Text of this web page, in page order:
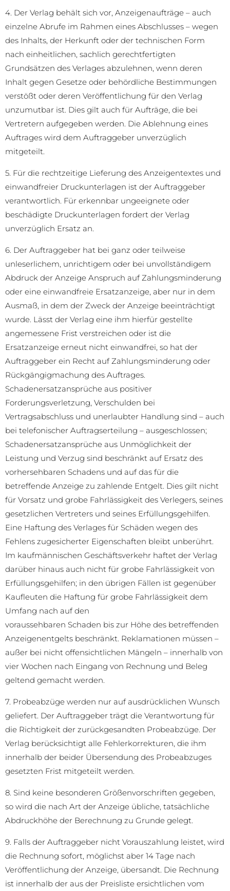
4. Der Verlag behält sich vor, Anzeigenaufträge – auch
einzelne Abrufe im Rahmen eines Abschlusses – wegen
des Inhalts, der Herkunft oder der technischen Form
nach einheitlichen, sachlich gerechtfertigten
Grundsätzen des Verlages abzulehnen, wenn deren
Inhalt gegen Gesetze oder behördliche Bestimmungen
verstößt oder deren Veröffentlichung für den Verlag
unzumutbar ist. Dies gilt auch für Aufträge, die bei
Vertretern aufgegeben werden. Die Ablehnung eines
Auftrages wird dem Auftraggeber unverzüglich
mitgeteilt.
5. Für die rechtzeitige Lieferung des Anzeigentextes und
einwandfreier Druckunterlagen ist der Auftraggeber
verantwortlich. Für erkennbar ungeeignete oder
beschädigte Druckunterlagen fordert der Verlag
unverzüglich Ersatz an.
6. Der Auftraggeber hat bei ganz oder teilweise
unleserlichem, unrichtigem oder bei unvollständigem
Abdruck der Anzeige Anspruch auf Zahlungsminderung
oder eine einwandfreie Ersatzanzeige, aber nur in dem
Ausmaß, in dem der Zweck der Anzeige beeinträchtigt
wurde. Lässt der Verlag eine ihm hierfür gestellte
angemessene Frist verstreichen oder ist die
Ersatzanzeige erneut nicht einwandfrei, so hat der
Auftraggeber ein Recht auf Zahlungsminderung oder
Rückgängigmachung des Auftrages.
Schadenersatzansprüche aus positiver
Forderungsverletzung, Verschulden bei
Vertragsabschluss und unerlaubter Handlung sind – auch
bei telefonischer Auftragserteilung – ausgeschlossen;
Schadenersatzansprüche aus Unmöglichkeit der
Leistung und Verzug sind beschränkt auf Ersatz des
vorhersehbaren Schadens und auf das für die
betreffende Anzeige zu zahlende Entgelt. Dies gilt nicht
für Vorsatz und grobe Fahrlässigkeit des Verlegers, seines
gesetzlichen Vertreters und seines Erfüllungsgehilfen.
Eine Haftung des Verlages für Schäden wegen des
Fehlens zugesicherter Eigenschaften bleibt unberührt.
Im kaufmännischen Geschäftsverkehr haftet der Verlag
darüber hinaus auch nicht für grobe Fahrlässigkeit von
Erfüllungsgehilfen; in den übrigen Fällen ist gegenüber
Kaufleuten die Haftung für grobe Fahrlässigkeit dem
Umfang nach auf den
voraussehbaren Schaden bis zur Höhe des betreffenden
Anzeigenentgelts beschränkt. Reklamationen müssen –
außer bei nicht offensichtlichen Mängeln – innerhalb von
vier Wochen nach Eingang von Rechnung und Beleg
geltend gemacht werden.
7. Probeabzüge werden nur auf ausdrücklichen Wunsch
geliefert. Der Auftraggeber trägt die Verantwortung für
die Richtigkeit der zurückgesandten Probeabzüge. Der
Verlag berücksichtigt alle Fehlerkorrekturen, die ihm
innerhalb der beider Übersendung des Probeabzuges
gesetzten Frist mitgeteilt werden.
8. Sind keine besonderen Größenvorschriften gegeben,
so wird die nach Art der Anzeige übliche, tatsächliche
Abdruckhöhe der Berechnung zu Grunde gelegt.
9. Falls der Auftraggeber nicht Vorauszahlung leistet, wird
die Rechnung sofort, möglichst aber 14 Tage nach
Veröffentlichung der Anzeige, übersandt. Die Rechnung
ist innerhalb der aus der Preisliste ersichtlichen vom